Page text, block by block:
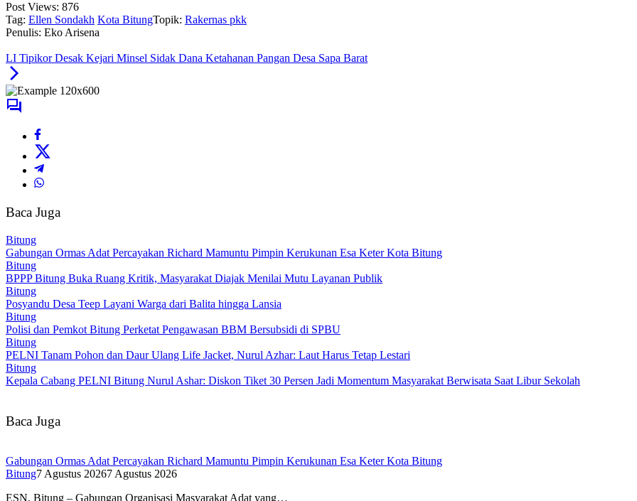
Post Views: 876
Tag: Ellen Sondakh Kota BitungTopik: Rakernas pkk
Penulis: Eko Arisena
LI Tipikor Desak Kejari Minsel Sidak Dana Ketahanan Pangan Desa Sapa Barat
Baca Juga
Bitung
Gabungan Ormas Adat Percayakan Richard Mamuntu Pimpin Kerukunan Esa Keter Kota Bitung
Bitung
BPPP Bitung Buka Ruang Kritik, Masyarakat Diajak Menilai Mutu Layanan Publik
Bitung
Posyandu Desa Teep Layani Warga dari Balita hingga Lansia
Bitung
Polisi dan Pemkot Bitung Perketat Pengawasan BBM Bersubsidi di SPBU
Bitung
PELNI Tanam Pohon dan Daur Ulang Life Jacket, Nurul Azhar: Laut Harus Tetap Lestari
Bitung
Kepala Cabang PELNI Bitung Nurul Ashar: Diskon Tiket 30 Persen Jadi Momentum Masyarakat Berwisata Saat Libur Sekolah
Baca Juga
Gabungan Ormas Adat Percayakan Richard Mamuntu Pimpin Kerukunan Esa Keter Kota Bitung
Bitung7 Agustus 20267 Agustus 2026
ESN, Bitung – Gabungan Organisasi Masyarakat Adat yang…